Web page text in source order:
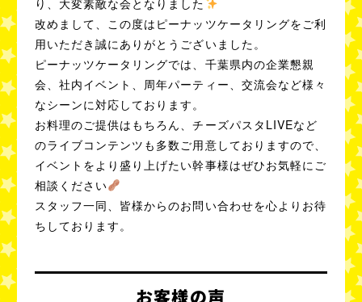
り、大変素敵な会となりました
改めまして、この度はピーナッツケータリングをご利
用いただき誠にありがとうございました。
ピーナッツケータリングでは、千葉県内の企業懇親
会、社内イベント、周年パーティー、交流会など様々
なシーンに対応しております。
お料理のご提供はもちろん、チーズパスタLIVEなど
のライブコンテンツも多数ご用意しておりますので、
イベントをより盛り上げたい幹事様はぜひお気軽にご
相談ください
スタッフ一同、皆様からのお問い合わせを心よりお待
ちしております。
お客様の声